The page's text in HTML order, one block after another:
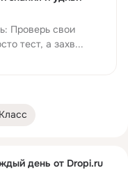
Проверь свои
тест, а захв...
Класс
день от Dropi.ru